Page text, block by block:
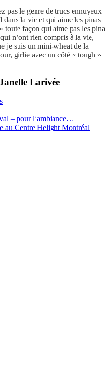
pas le genre de trucs ennuyeux
la vie et qui aime les pinas
toute façon qui aime pas les pina
n’ont rien compris à la vie,
je suis un mini-wheat de la
girlie avec un côté « tough »
Larivée
– pour l’ambiance…
au Centre Helight Montréal